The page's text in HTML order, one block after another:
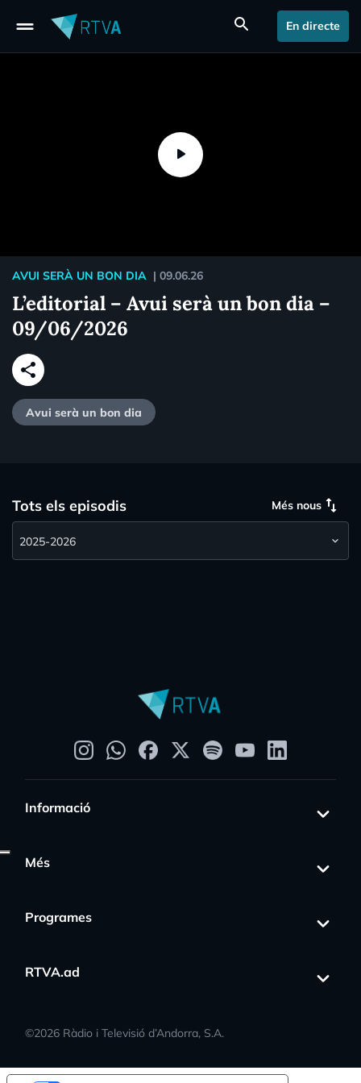
drag_handle search En directe
AVUI SERÀ UN BON DIA | 09.06.26
L’editorial – Avui serà un bon dia –
09/06/2026
share
Avui serà un bon dia
Tots els episodis Més nous swap_vert
Informació
Més
Programes
RTVA.ad
©2026 Ràdio i Televisió d’Andorra, S.A.